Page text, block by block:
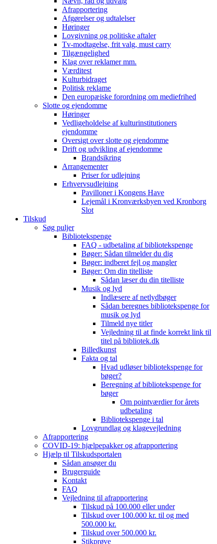
Afrapportering
Afgørelser og udtalelser
Høringer
Lovgivning og politiske aftaler
Tv-modtagelse, frit valg, must carry
Tilgængelighed
Klag over reklamer mm.
Værditest
Kulturbidraget
Politisk reklame
Den europæiske forordning om mediefrihed
Slotte og ejendomme
Høringer
Vedligeholdelse af kulturinstitutioners
ejendomme
Oversigt over slotte og ejendomme
Drift og udvikling af ejendomme
Brandsikring
Arrangementer
Priser for udlejning
Erhvervsudlejning
Pavilloner i Kongens Have
Lejemål i Kronværksbyen ved Kronborg
Slot
Tilskud
Søg puljer
Bibliotekspenge
FAQ - udbetaling af bibliotekspenge
Bøger: Sådan tilmelder du dig
Bøger: indberet fejl og mangler
Bøger: Om din titelliste
Sådan læser du din titelliste
Musik og lyd
Indlæsere af netlydbøger
Sådan beregnes bibliotekspenge for
musik og lyd
Tilmeld nye titler
Vejledning til at finde korrekt link til
titel på bibliotek.dk
Billedkunst
Fakta og tal
Hvad udløser bibliotekspenge for
bøger?
Beregning af bibliotekspenge for
bøger
Om pointværdier for årets
udbetaling
Bibliotekspenge i tal
Lovgrundlag og klagevejledning
Afrapportering
COVID-19: hjælpepakker og afrapportering
Hjælp til Tilskudsportalen
Sådan ansøger du
Brugerguide
Kontakt
FAQ
Vejledning til afrapportering
Tilskud på 100.000 eller under
Tilskud over 100.000 kr. til og med
500.000 kr.
Tilskud over 500.000 kr.
Stikprøve